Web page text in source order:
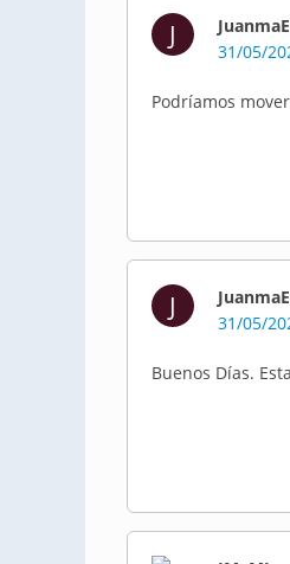
J
31/05/
Podríamos
J
31/05/
Buenos Días.